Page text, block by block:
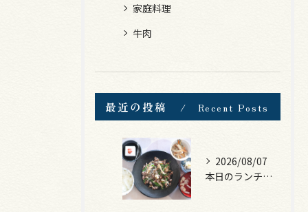
家庭料理
牛肉
最近の投稿 Recent Posts
2026/08/07
本日のランチは、黒毛和牛のチャプチェ！